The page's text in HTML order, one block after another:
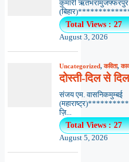
कुमारी ऋतंभरामुजफ्फरपुर
Total Views : 27
August 3, 2026
Uncategorized,कविता,
दोस्ती-दिल से
संजय एम. वासनिकमुम्बई
ज़ि...
Total Views : 27
August 5, 2026